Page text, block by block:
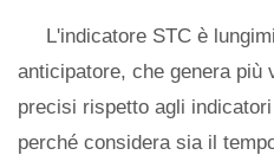
L'indicatore STC è
anticipatore, che genera più
precisi rispetto agli
perché considera sia il